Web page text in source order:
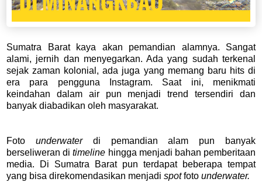
Sumatra Barat kaya akan pemandian alamnya. Sangat
alami, jernih dan menyegarkan. Ada yang sudah terkenal
sejak zaman kolonial, ada juga yang memang baru hits di
era para pengguna Instagram. Saat ini, menikmati
keindahan dalam air pun menjadi trend tersendiri dan
banyak diabadikan oleh masyarakat.
Foto underwaterdi pemandian alam pun banyak
berseliweran ditimeline hingga menjadi bahan pemberitaan
media. Di Sumatra Barat pun terdapat beberapa tempat
yang bisa direkomendasikan menjadi spotfoto underwater.